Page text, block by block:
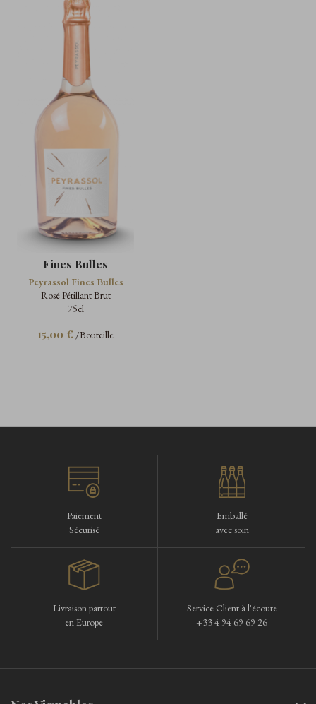
Fines Bulles
Peyrassol Fines Bulles
Rosé Pétillant Brut
75cl
15,00 € /Bouteille
Paiement
Sécurisé
Emballé
avec soin
Livraison partout
en Europe
Service Client à l'écoute
+33 4 94 69 69 26